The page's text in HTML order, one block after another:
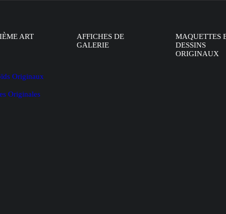
ART
Originaux
Originales
AFFICHES DE
GALERIE
MAQUETTES
DESSINS
ORIGINAUX